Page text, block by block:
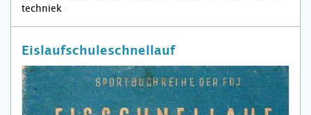
techniek
Eislaufschuleschnellauf